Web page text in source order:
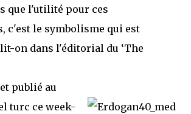
que l'utilité pour ces
c'est le symbolisme qui est
on dans l'éditorial du ‘The
publié au
turc ce week-